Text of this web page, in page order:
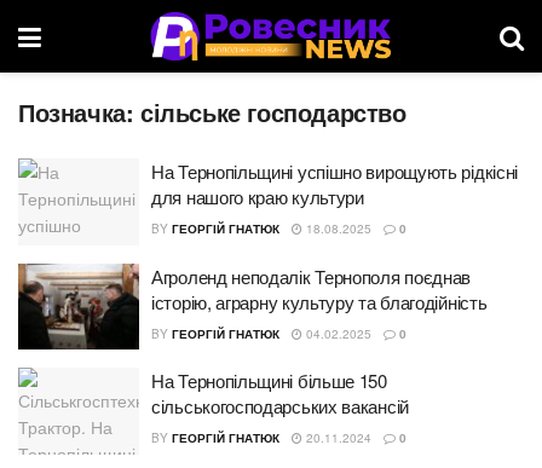
Позначка: сільське господарство
На Тернопільщині успішно вирощують рідкісні
для нашого краю культури
BY ГЕОРГІЙ ГНАТЮК 18.08.2025 0
Агроленд неподалік Тернополя поєднав
історію, аграрну культуру та благодійність
BY ГЕОРГІЙ ГНАТЮК 04.02.2025 0
На Тернопільщині більше 150
сільськогосподарських вакансій
BY ГЕОРГІЙ ГНАТЮК 20.11.2024 0